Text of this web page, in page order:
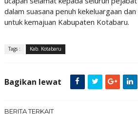
dalam suasana penuh kekeluargaan
untuk kemajuan Kabupaten Kotabaru.
Tags : Kab. Kotabaru
Bagikan lewat
BERITA TERKAIT